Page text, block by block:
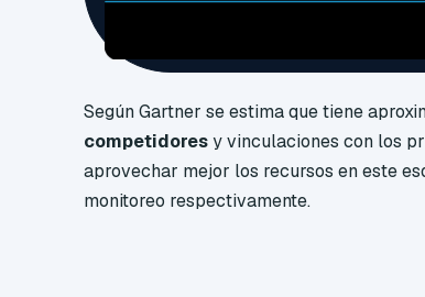
Según Gartner se estima que tiene
competidoresy vinculaciones con los
aprovechar mejor los recursos en este
monitoreo respectivamente.